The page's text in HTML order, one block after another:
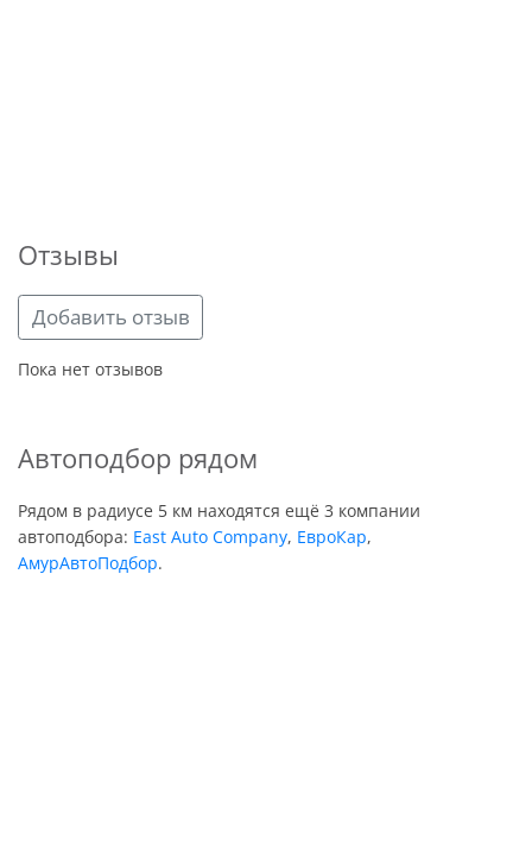
Отзывы
Добавить отзыв
Пока нет отзывов
Автоподбор рядом
Рядом в радиусе 5 км находятся ещё 3 компании
автоподбора: East Auto Company, ЕвроКар,
АмурАвтоПодбор.